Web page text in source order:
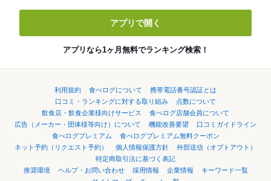
アプリで開く
アプリなら1ヶ月無料でランキング検索！
利用規約 食べログについて
携帯電話番号認証とは
口コミ・ランキングに対する取り組み
点数について
飲食店・飲食企業様向けサービス
食べログ店舗会員について
広告（メーカー・団体様等向け）について
機能改善要望
口コミガイドライン
食べログプレミアム
食べログプレミアム無料クーポン
ネット予約（リクエスト予約）
個人情報保護方針
外部送信（オプトアウト）
特定商取引法に基づく表記
推奨環境
ヘルプ・お問い合わせ 採用情報 企業情報
キーワード一覧